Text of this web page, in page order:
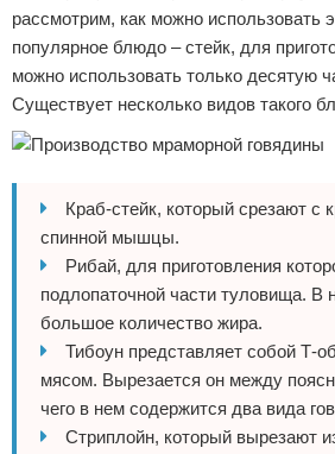
рассмотрим, как можно использовать
популярное блюдо – стейк, для
можно использовать только десятую
Существует несколько видов такого
Краб-стейк, который срезают с
спинной мышцы.
Рибай, для приготовления
подлопаточной части туловища. В
большое количество жира.
Тибоун представляет собой Т-
мясом. Вырезается он между
чего в нем содержится два вида
Стриплойн, который вырезают